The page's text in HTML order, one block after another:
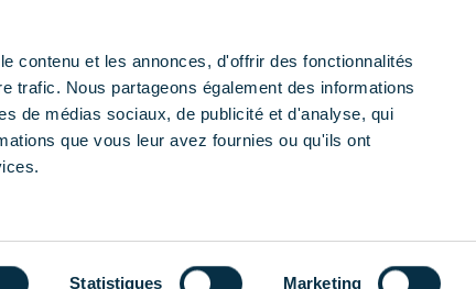
contenu et les annonces, d'offrir des fonctionnalités
trafic. Nous partageons également des informations
de médias sociaux, de publicité et d'analyse, qui
que vous leur avez fournies ou qu'ils ont
Statistiques Marketing
avons besoin de vous !
Publications